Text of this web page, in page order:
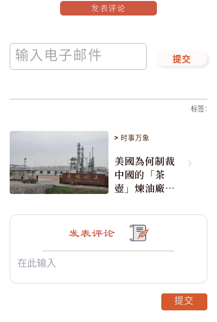
发表评论
提交
标签:
> 时事万象
美國為何制裁
中國的「茶
壺」煉油廠與4
发表评论
提交